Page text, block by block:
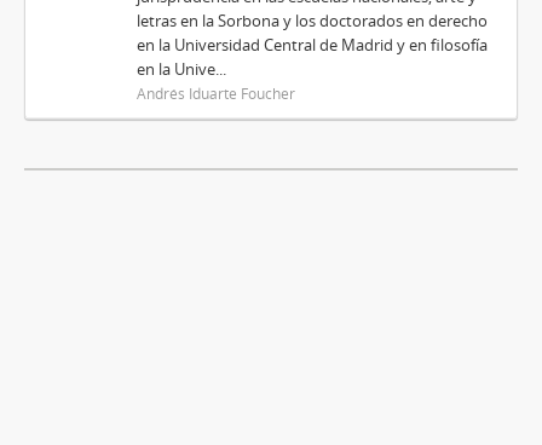
letras en la Sorbona y los doctorados en derecho
en la Universidad Central de Madrid y en filosofía
en la Unive...
Andrés Iduarte Foucher